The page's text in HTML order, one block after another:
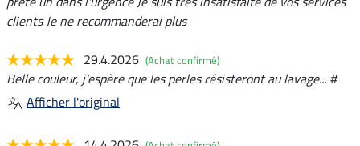
clients Je ne recommanderai plus
29.4.2026 (Achat confirmé)
Belle couleur, j'espère que les perles résisteront au lavage... #
Afficher l'original